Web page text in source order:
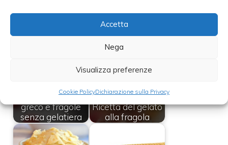
Accetta
Nega
Visualizza preferenze
Cookie PolicyDichiarazione sulla Privacy
Leggi anche:
Gelato allo yogurt
greco e fragole
senza gelatiera
Ricetta del gelato
alla fragola